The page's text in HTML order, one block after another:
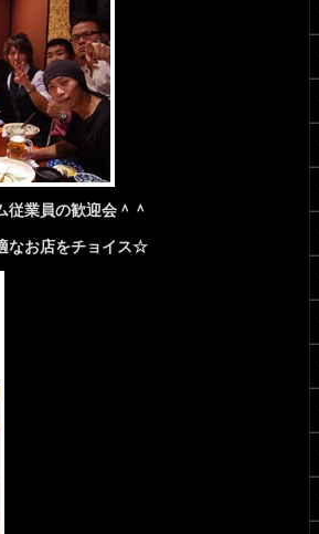
従業員の歓迎会＾＾
なお店をチョイス☆